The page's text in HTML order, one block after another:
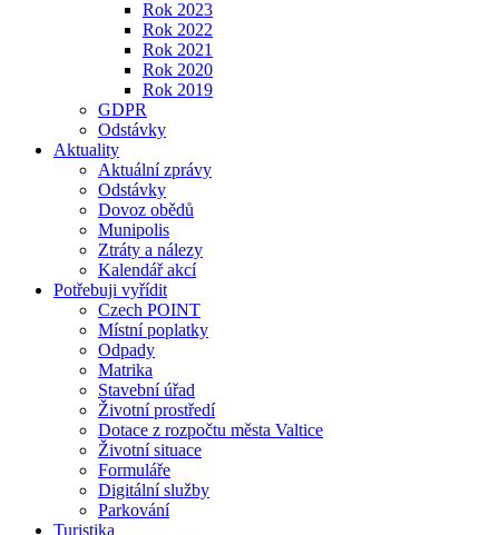
Rok 2023
Rok 2022
Rok 2021
Rok 2020
Rok 2019
GDPR
Odstávky
Aktuality
Aktuální zprávy
Odstávky
Dovoz obědů
Munipolis
Ztráty a nálezy
Kalendář akcí
Potřebuji vyřídit
Czech POINT
Místní poplatky
Odpady
Matrika
Stavební úřad
Životní prostředí
Dotace z rozpočtu města Valtice
Životní situace
Formuláře
Digitální služby
Parkování
Turistika